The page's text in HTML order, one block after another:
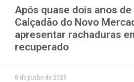
Após quase dois anos de
Calçadão do Novo
apresentar rachaduras
recuperado
8 de junho de 2026